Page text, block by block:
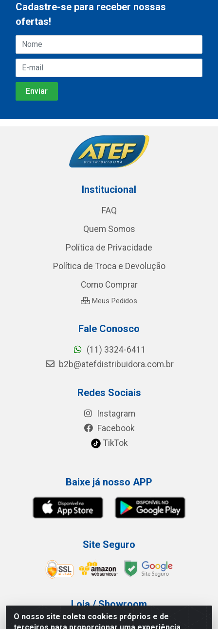
O nosso site coleta cookies próprios e de
Cadastre-se para receber nossas
ofertas!
Institucional
FAQ
Quem Somos
Política de Privacidade
Política de Troca e Devolução
Como Comprar
Meus Pedidos
Fale Conosco
(11) 3324-6411
b2b@atefdistribuidora.com.br
Redes Sociais
Instagram
Facebook
TikTok
Baixe já nosso APP
Site Seguro
Loja / Showroom
Tel.: (11) 3227-0546